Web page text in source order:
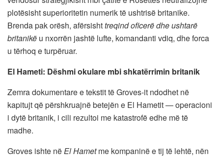
plotësisht superioritetin numerik të ushtrisë britanike.
Brenda pak orësh, afërsishttreqind oficerë dhe ushtarë
britanikë u nxorrën jashtë lufte, komandanti vdiq, dhe forca
u tërhoq e turpëruar.
El Hameti: Dëshmi okulare mbi shkatërrimin britanik
Zemra dokumentare e tekstit të Groves-it ndodhet në
kapitujt që përshkruajnë betejën e El Hametit — operacioni
i dytë britanik, i cili rezultoi me katastrofë edhe më të
madhe.
Groves ishte nëEl Hametme kompaninë e tij të lehtë, nën